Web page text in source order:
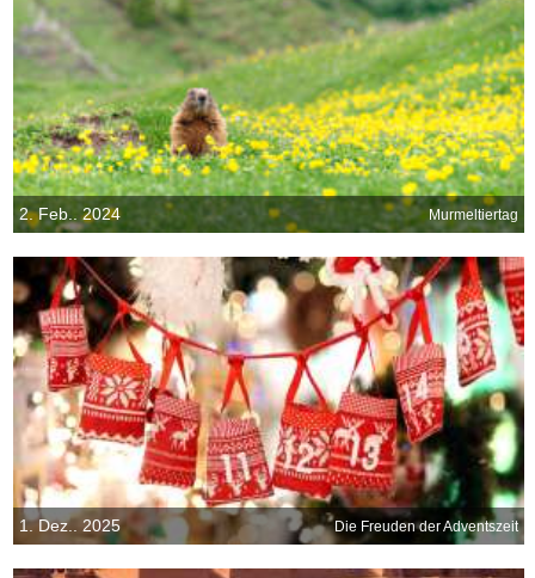
2. Feb.. 2024 Murmeltiertag
1. Dez.. 2025 Die Freuden der Adventszeit